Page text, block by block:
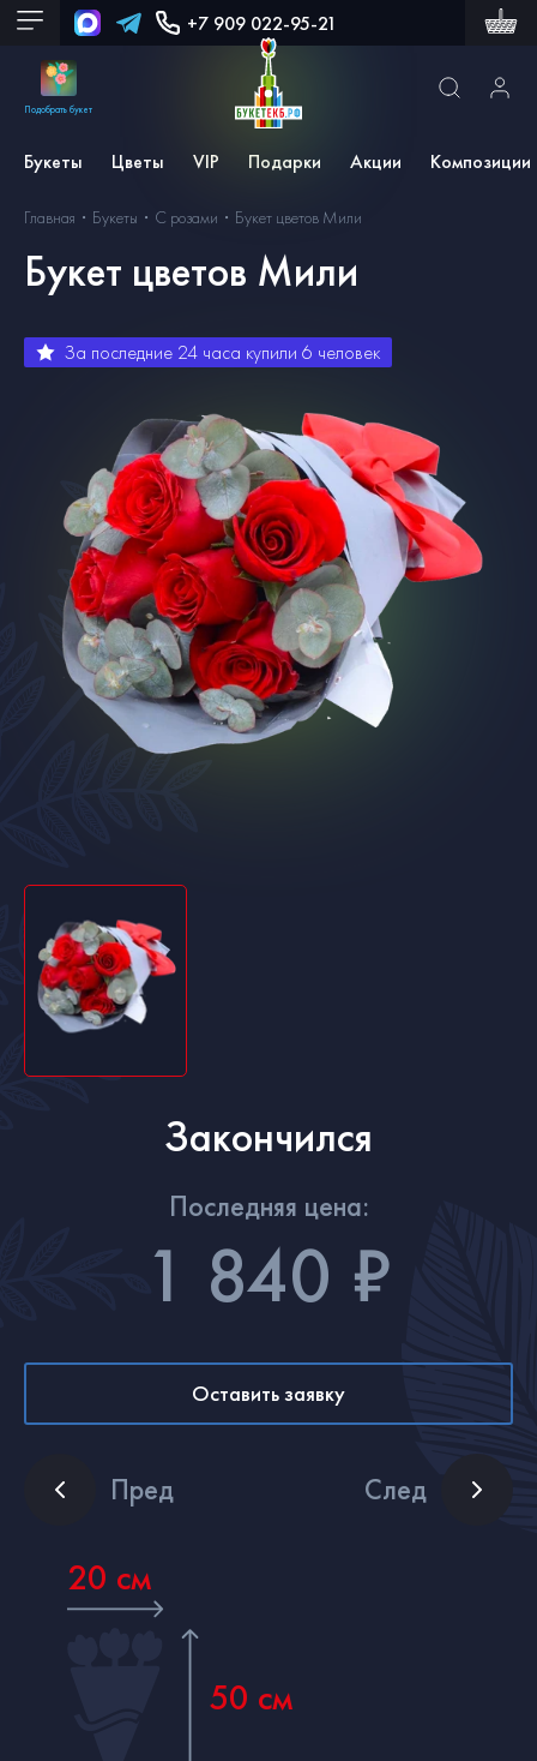
+7 909 022-95-21
Подобрать букет
Букеты Цветы VIP Подарки Акции Композиции
Главная Букеты С розами Букет цветов Мили
Букет цветов Мили
За последние 24 часа купили 6 человек
Закончился
Последняя цена:
1 840 ₽
Оставить заявку
Пред След
20 см
50 см